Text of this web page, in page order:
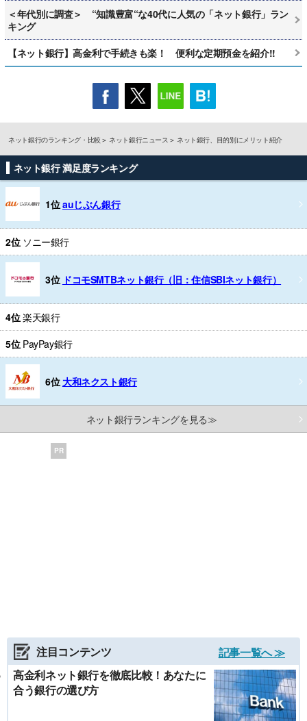
＜年代別に調査＞ “知識豊富“な40代に人気の「ネット銀行」ラン
キング
【ネット銀行】高金利で手続きも楽！ 便利な定期預金を紹介!!
ネット銀行のランキング・比較 ネット銀行ニュース ネット銀行、目的別にメリット紹介
ネット銀行 満足度ランキング
1位auじぶん銀行
2位 ソニー銀行
3位 ドコモSMTBネット銀行（旧：住信SBIネット銀行）
4位楽天銀行
5位 PayPay銀行
6位 大和ネクスト銀行
ネット銀行ランキングを見る≫
PR
注目コンテンツ
記事一覧へ ≫
高金利ネット銀行を徹底比較！あなたに
合う銀行の選び方